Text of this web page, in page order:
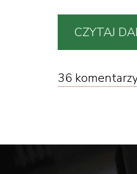
CZYTAJ
36